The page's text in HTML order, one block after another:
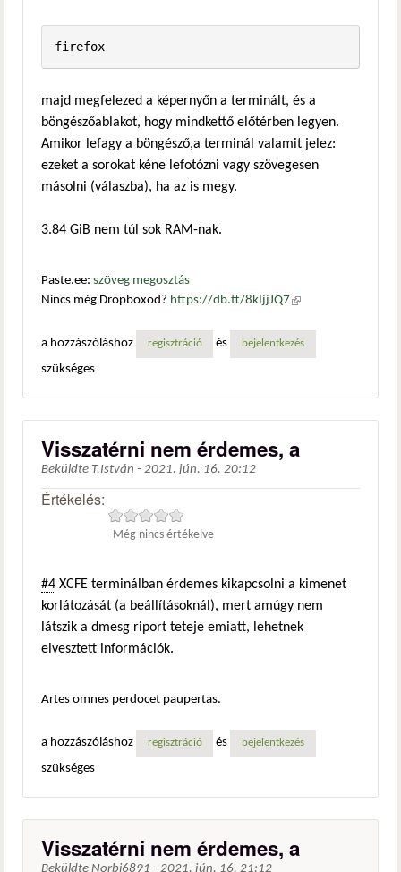
firefox
majd megfelezed a képernyőn a terminált, és a
böngészőablakot, hogy mindkettő előtérben legyen.
Amikor lefagy a böngésző,a terminál valamit jelez:
ezeket a sorokat kéne lefotózni vagy szövegesen
másolni (válaszba), ha az is megy.
3.84 GiB nem túl sok RAM-nak.
Paste.ee: szöveg megosztás
Nincs még Dropboxod? https://db.tt/8kIjjJQ7 (külső
a hozzászóláshoz
regisztráció és bejelentkezés
szükséges
Visszatérni nem érdemes, a
Beküldte T.István - 2021. jún. 16. 20:12
Értékelés:
Még nincs értékelve
#4 XCFE terminálban érdemes kikapcsolni a kimenet
korlátozását (a beállításoknál), mert amúgy nem
látszik a dmesg riport teteje emiatt, lehetnek
elvesztett információk.
Artes omnes perdocet paupertas.
a hozzászóláshoz regisztráció és bejelentkezés
szükséges
Visszatérni nem érdemes, a
Beküldte Norbi6891 - 2021. jún. 16. 21:12